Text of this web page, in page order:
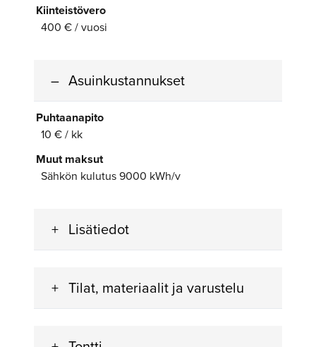
Kiinteistövero
400 € / vuosi
Asuinkustannukset
Puhtaanapito
10 € / kk
Muut maksut
Sähkön kulutus 9000 kWh/v
Lisätiedot
Tilat, materiaalit ja varustelu